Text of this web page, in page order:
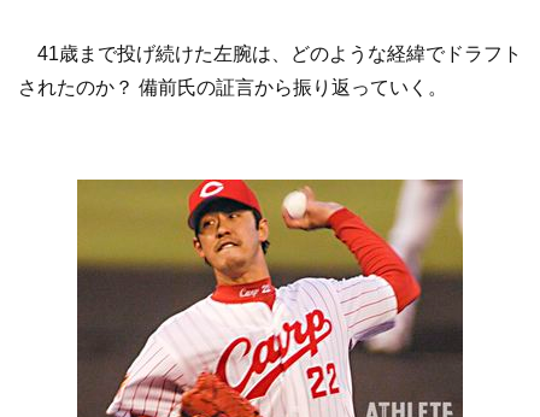
41歳まで投げ続けた左腕は、どのような経緯でドラフト
されたのか？ 備前氏の証言から振り返っていく。